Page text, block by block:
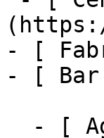
- [
- [